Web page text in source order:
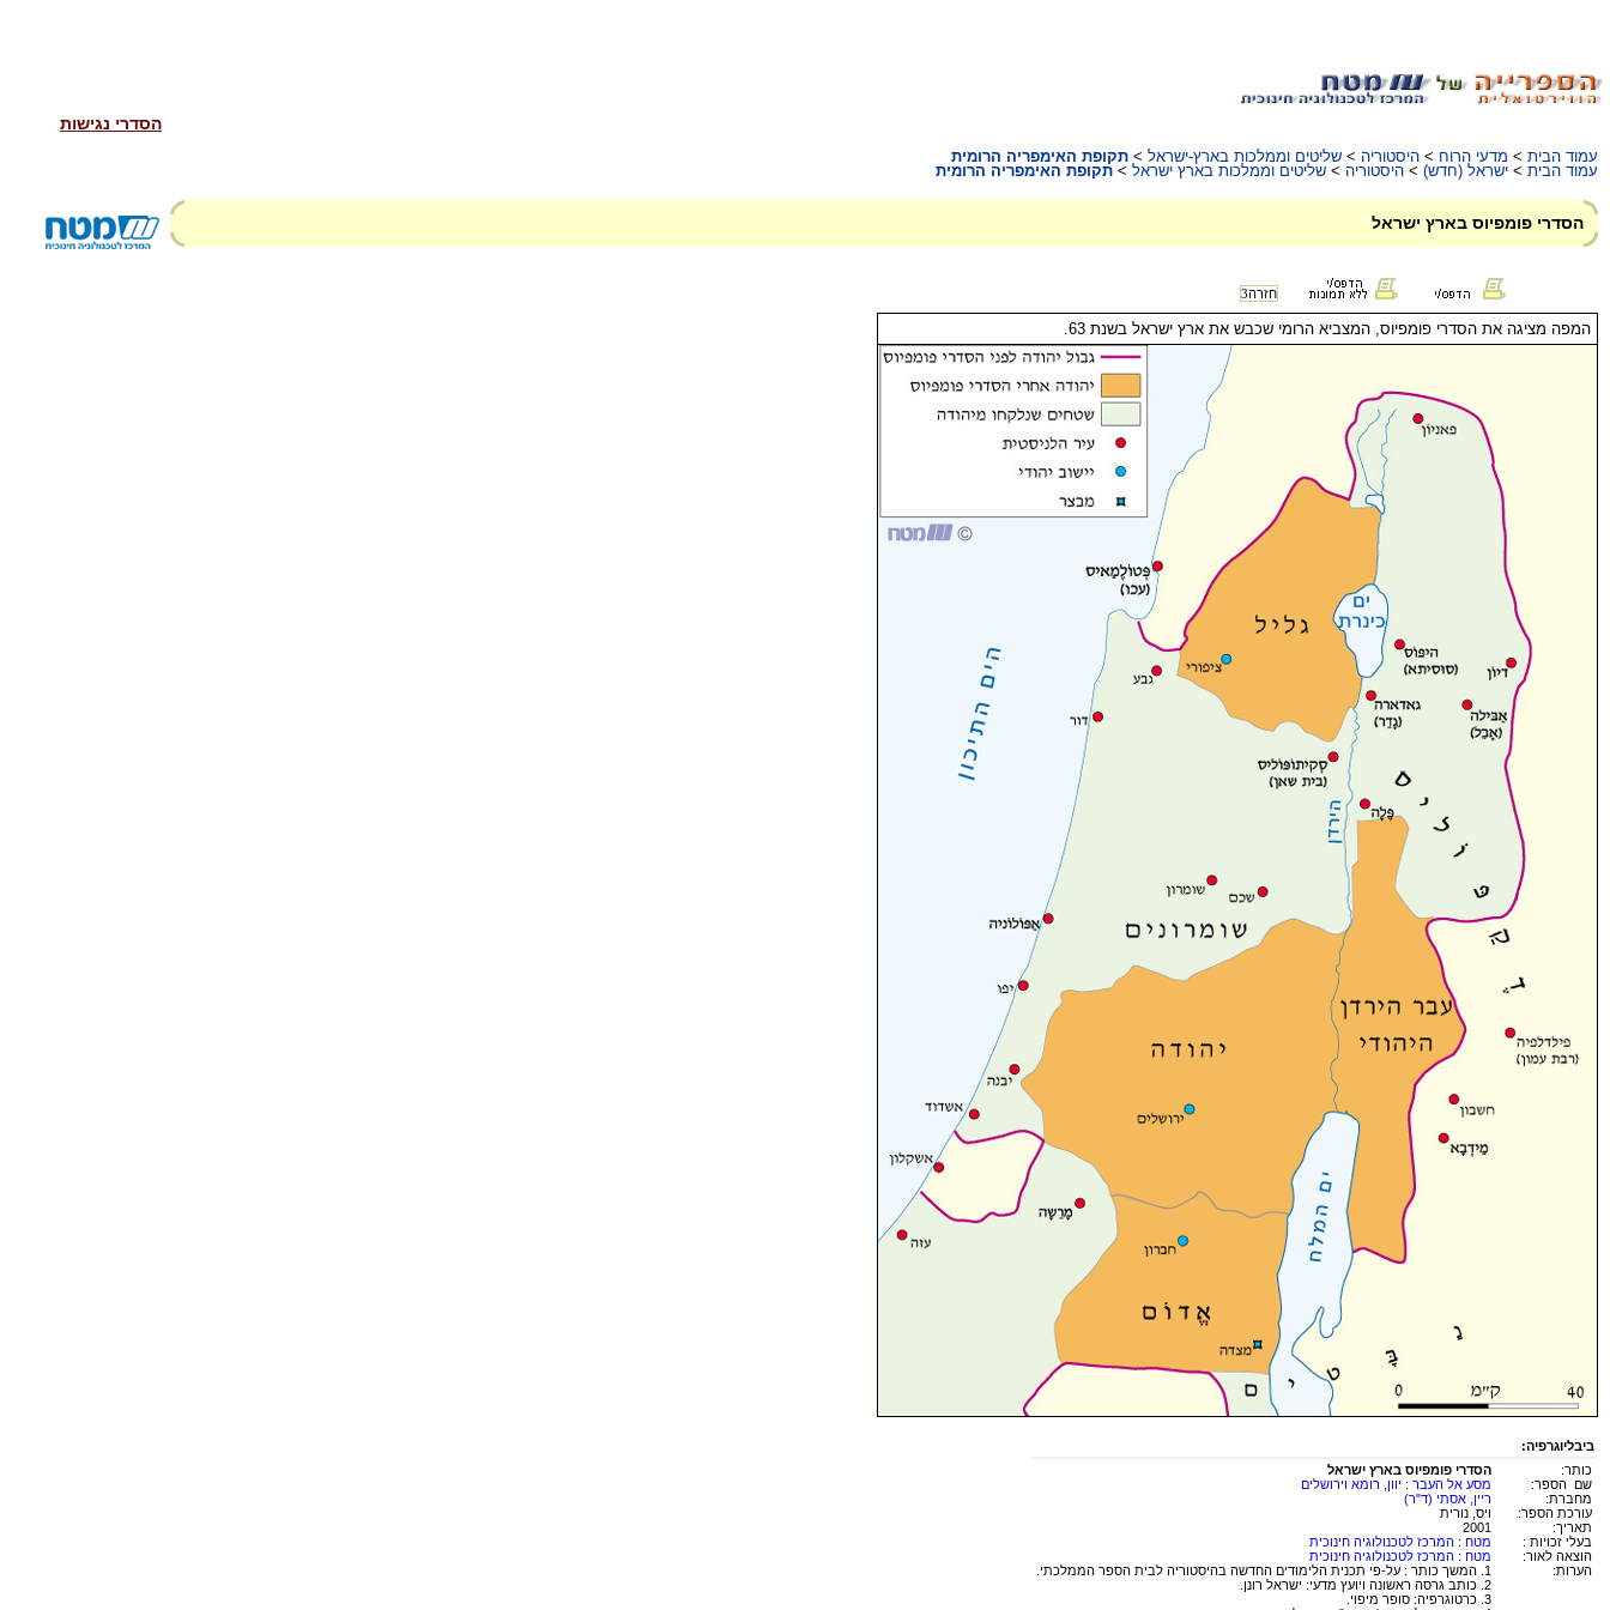
הסדרי נגישות
עמוד הבית > מדעי הרוח > היסטוריה > שליטים וממלכות בארץ-ישראל > תקופת האימפריה הרומית
עמוד הבית > ישראל (חדש) > היסטוריה > שליטים וממלכות בארץ ישראל > תקופת האימפריה הרומית
הסדרי פומפיוס בארץ ישראל
חזרה3
המפה מציגה את הסדרי פומפיוס, המצביא הרומי שכבש את ארץ ישראל בשנת 63.
ביבליוגרפיה:
כותר:
הסדרי פומפיוס בארץ ישראל
שם הספר:
מסע אל העבר : יוון, רומא וירושלים
מחברת:
ריין, אסתי (ד"ר)
עורכת הספר:
ויס, נורית
תאריך:
2001
בעלי זכויות :
מטח : המרכז לטכנולוגיה חינוכית
הוצאה לאור:
מטח : המרכז לטכנולוגיה חינוכית
הערות:
1. המשך כותר : על-פי תכנית הלימודים החדשה בהיסטוריה לבית הספר הממלכתי.
2. כותב גרסה ראשונה ויועץ מדעי: ישראל רונן.
3. כרטוגרפיה: סופר מיפוי.